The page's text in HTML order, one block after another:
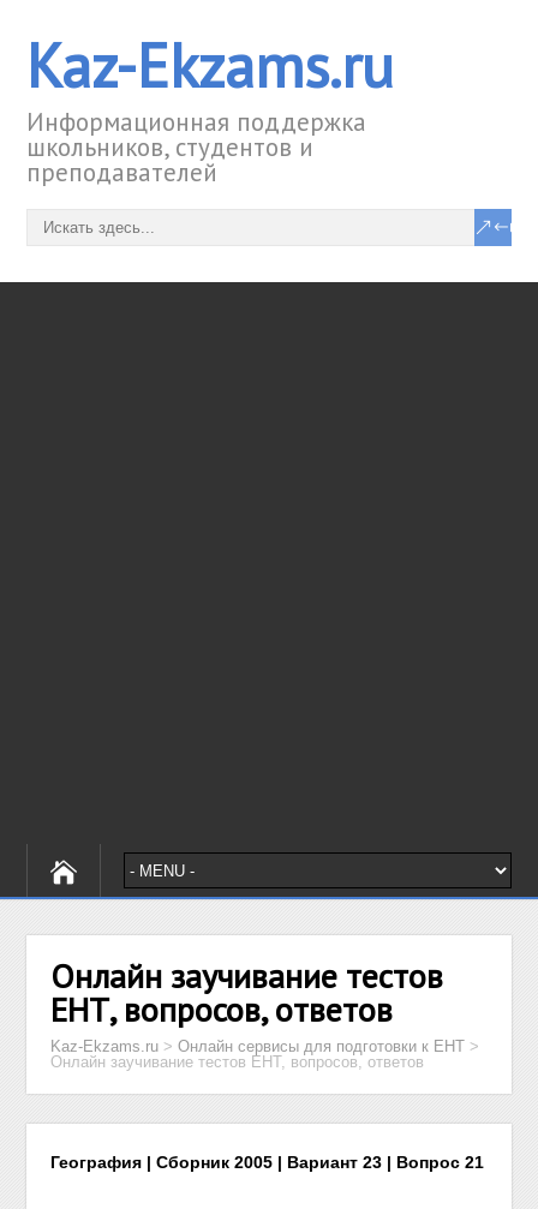
Kaz-Ekzams.ru
Информационная поддержка
школьников, студентов и
преподавателей
Онлайн заучивание тестов
ЕНТ, вопросов, ответов
Kaz-Ekzams.ru >Онлайн сервисы для подготовки к ЕНТ >
Онлайн заучивание тестов ЕНТ, вопросов, ответов
География | Сборник 2005 | Вариант 23 | Вопрос 21